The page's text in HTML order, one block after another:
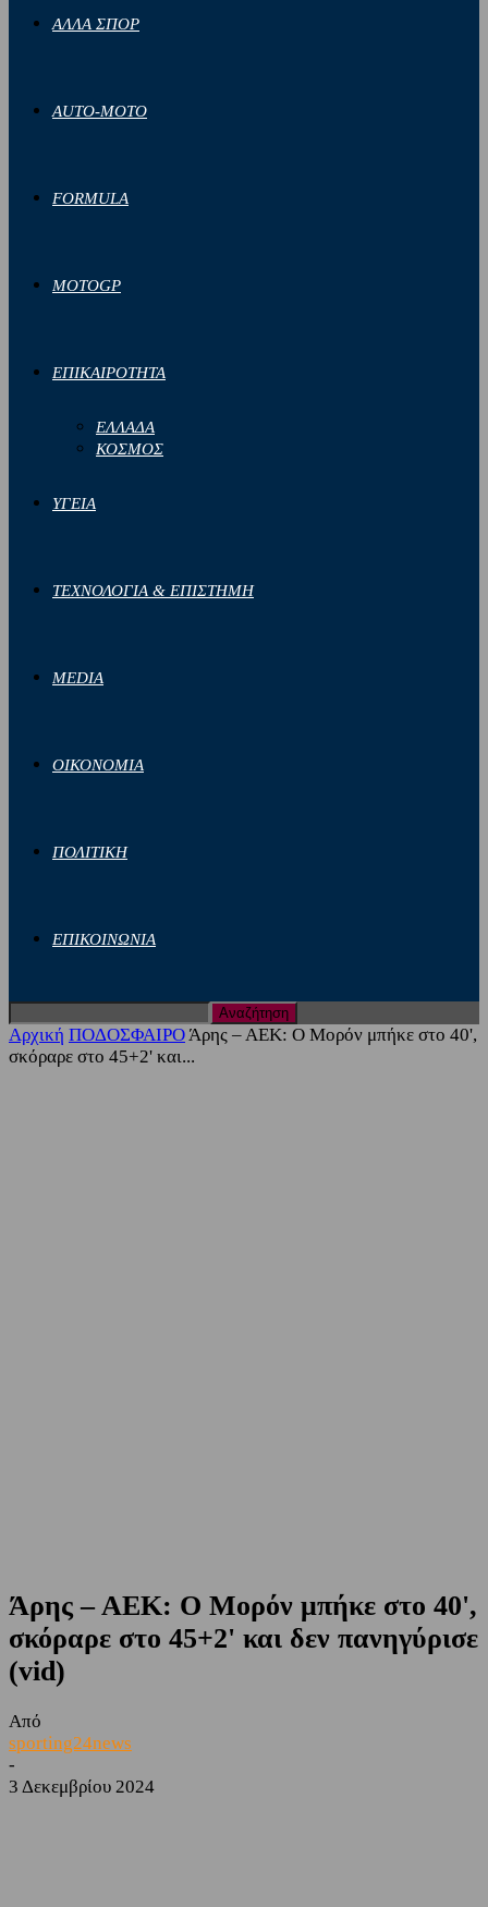
ΑΛΛΑ ΣΠΟΡ
AUTO-MOTO
FORMULA
MOTOGP
ΕΠΙΚΑΙΡΟΤΗΤΑ
ΕΛΛΑΔΑ
ΚΟΣΜΟΣ
ΥΓΕΙΑ
ΤΕΧΝΟΛΟΓΙΑ & ΕΠΙΣΤΗΜΗ
MEDIA
ΟΙΚΟΝΟΜΙΑ
ΠΟΛΙΤΙΚΗ
ΕΠΙΚΟΙΝΩΝΙΑ
Αρχική ΠΟΔΟΣΦΑΙΡΟΆρης – ΑΕΚ: Ο Μορόν μπήκε στο 40',
σκόραρε στο 45+2' και...
Άρης – ΑΕΚ: Ο Μορόν μπήκε στο 40',
σκόραρε στο 45+2' και δεν πανηγύρισε
(vid)
Από
sporting24news
-
3 Δεκεμβρίου 2024